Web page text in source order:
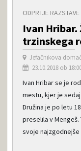
ODPRTJE RAZSTAVE
Ivan
trzinskega
Jefačnikova
23.10.2018 ob
Ivan Hribar se je
mestu, kjer je
Družina je po letu
preselila v Mengeš.
svoje najzgodnejše